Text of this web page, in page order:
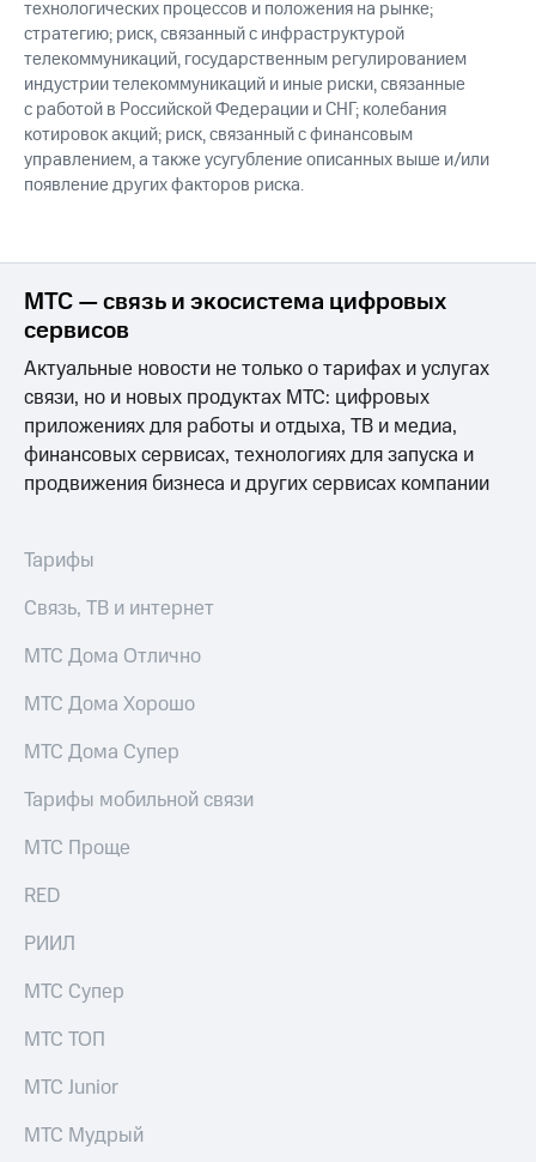
технологических процессов и положения на рынке;
стратегию; риск, связанный с инфраструктурой
телекоммуникаций, государственным регулированием
индустрии телекоммуникаций и иные риски, связанные
с работой в Российской Федерации и СНГ; колебания
котировок акций; риск, связанный с финансовым
управлением, а также усугубление описанных выше и/или
появление других факторов риска.
МТС — связь и экосистема цифровых
сервисов
Актуальные новости не только о тарифах и услугах
связи, но и новых продуктах МТС: цифровых
приложениях для работы и отдыха, ТВ и медиа,
финансовых сервисах, технологиях для запуска и
продвижения бизнеса и других сервисах компании
Тарифы
Связь, ТВ и интернет
МТС Дома Отлично
МТС Дома Хорошо
МТС Дома Супер
Тарифы мобильной связи
МТС Проще
RED
РИИЛ
МТС Супер
МТС ТОП
МТС Junior
МТС Мудрый